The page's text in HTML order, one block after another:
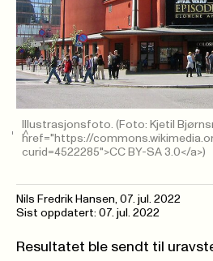
Illustrasjonsfoto. (Foto: Kjetil
href="https://
curid=4522285">CC BY-SA 3.0</a>)
Nils Fredrik Hansen, 07. jul. 2022
Sist oppdatert: 07. jul. 2022
Resultatet ble sendt til